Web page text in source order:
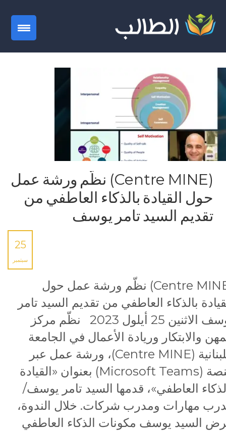
(Centre MINE) نظّم ورشة عمل
حول القيادة بالذكاء العاطفي من
تقديم السيد تامر يوسف
25
سبتمبر
(Centre MINE) نظّم ورشة عمل حول
بالذكاء العاطفي من تقديم السيد تامر
يوسف الاثنين 25 أيلول 2023 نظّم مركز
والابتكار وريادة الأعمال في الجامعة
اللبنانية (Centre MINE)، ورشة عمل عبر
منصة (Microsoft Teams) بعنوان «القيادة
العاطفي»، قدمها السيد تامر يوسف/
مهارات ومدرب شركات. خلال الندوة،
السيد يوسف مكونات الذكاء العاطفي